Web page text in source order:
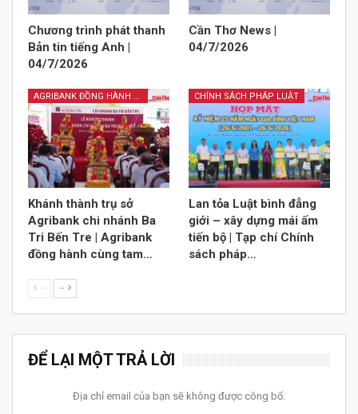
Chương trình phát thanh
Bản tin tiếng Anh |
04/7/2026
Cần Thơ News |
04/7/2026
AGRIBANK ĐỒNG HÀNH CÙNG TAM NÔNG
Khánh thành trụ sở
Agribank chi nhánh Ba
Tri Bến Tre | Agribank
đồng hành cùng tam…
CHÍNH SÁCH PHÁP LUẬT
Lan tỏa Luật bình đẳng
giới – xây dựng mái ấm
tiến bộ | Tạp chí Chính
sách pháp…
-- --
ĐỂ LẠI MỘT TRẢ LỜI
Địa chỉ email của bạn sẽ không được công bố.